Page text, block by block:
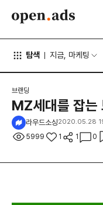
탐색 지금, 마케팅
브랜딩
MZ세대를 잡는
라우드소싱2020.05.28
5999 1 1 0